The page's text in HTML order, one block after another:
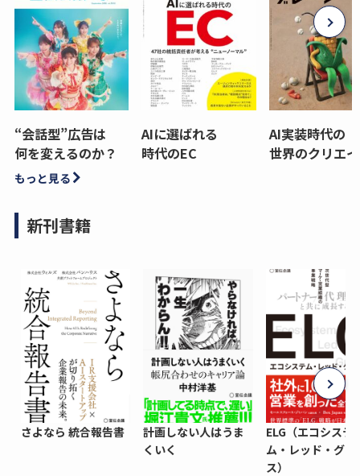
“会話型”広告は
何を変えるのか？
AIに選ばれる
時代のEC
AI実装時代の
世界のクリエ
もっと見る
新刊書籍
さよなら 統合報告書
計画しない人はうま
くいく
ELG（エコシステ
ム・レッド・グロ
ス）